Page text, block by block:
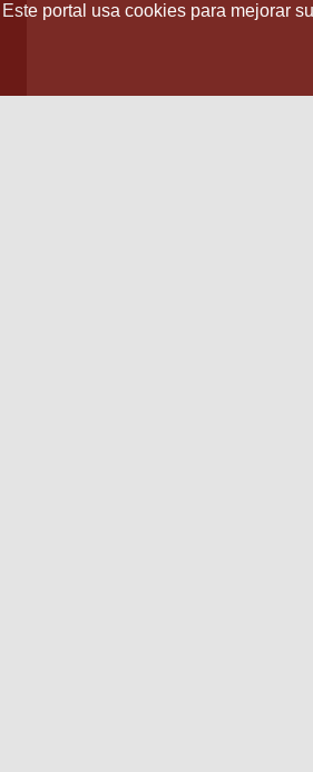
Este portal usa cookies para mejorar